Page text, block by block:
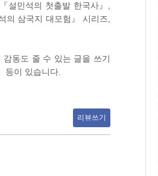
설민석의 첫출발 한국사』,
의 삼국지 대모험』 시리즈,
동도 줄 수 있는 글을 쓰기
등이 있습니다.
리뷰쓰기